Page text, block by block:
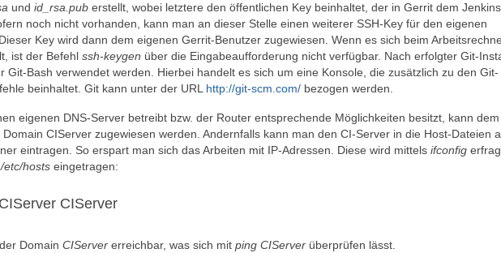
und id_rsa.pub erstellt, wobei letztere den öffentlichen Key beinhaltet, der in Gerrit dem
noch nicht vorhanden, kann man an dieser Stelle einen weiterer SSH-Key für den eigenen
Key wird dann dem eigenen Gerrit-Benutzer zugewiesen. Wenn es sich beim
ist der Befehl ssh-keygen über die Eingabeaufforderung nicht verfügbar. Nach erfolgter Git-
Git-Bash verwendet werden. Hierbei handelt es sich um eine Konsole, die zusätzlich zu den Git-
beinhaltet. Git kann unter der URL http://git-scm.com/ bezogen werden.
eigenen DNS-Server betreibt bzw. der Router entsprechende Möglichkeiten besitzt, kann dem
CIServer zugewiesen werden. Andernfalls kann man den CI-Server in die Host-Dateien
eintragen. So erspart man sich das Arbeiten mit IP-Adressen. Diese wird mittels ifconfig
/etc/hosts eingetragen:
CIServer
Domain CIServer erreichbar, was sich mit ping CIServer überprüfen lässt.